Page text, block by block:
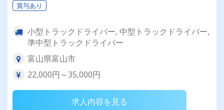
賞与あり
小型トラックドライバー, 中型トラックドライバー,
準中型トラックドライバー
富山県富山市
22,000円～35,000円
求人内容を見る